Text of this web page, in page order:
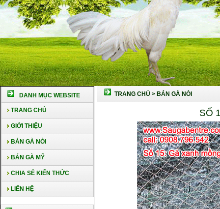
DANH MỤC WEBSITE
TRANG CHỦ
GIỚI THIỆU
BÁN GÀ NÒI
BÁN GÀ MỸ
CHIA SẺ KIẾN THỨC
LIÊN HỆ
TRANG CHỦ > BÁN GÀ NÒI
SỐ